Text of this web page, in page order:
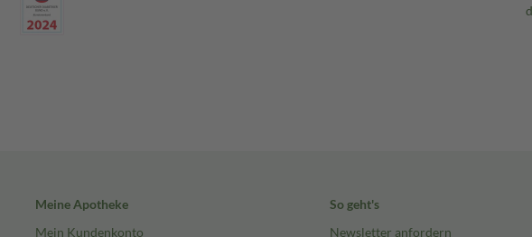
Meine Apotheke
Mein Kundenkonto
So geht's
Newsletter anfordern